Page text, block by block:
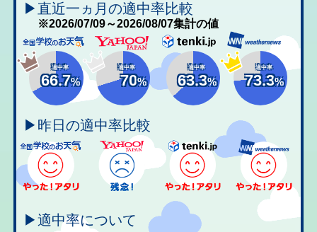
▶直近一ヵ月の適中率比較
※2026/07/09～2026/08/07集計の値
適中率
66.7%
適中率
70%
適中率
63.3%
適中率
73.3%
▶昨日の適中率比較
▶適中率について